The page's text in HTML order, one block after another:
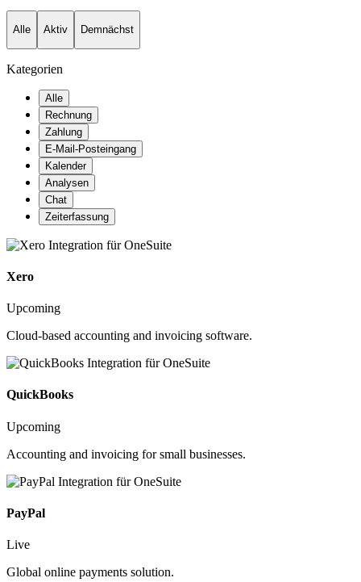
Alle Aktiv Demnächst
Kategorien
Alle
Rechnung
Zahlung
E-Mail-Posteingang
Kalender
Analysen
Chat
Zeiterfassung
Xero
Upcoming
Cloud-based accounting and invoicing software.
QuickBooks
Upcoming
Accounting and invoicing for small businesses.
PayPal
Live
Global online payments solution.